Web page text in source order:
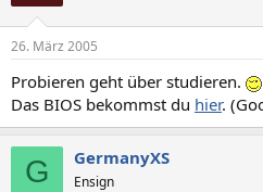
26. März 2005
Probieren geht über studieren.
Das BIOS bekommst du hier.
G GermanyXS
Ensign